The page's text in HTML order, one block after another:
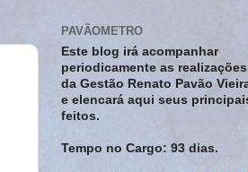
PAVÃOMETRO
Este blog irá acompanhar
periodicamente as realizações
da Gestão Renato Pavão
e elencará aqui seus
feitos.
Tempo no Cargo: 93 dias.